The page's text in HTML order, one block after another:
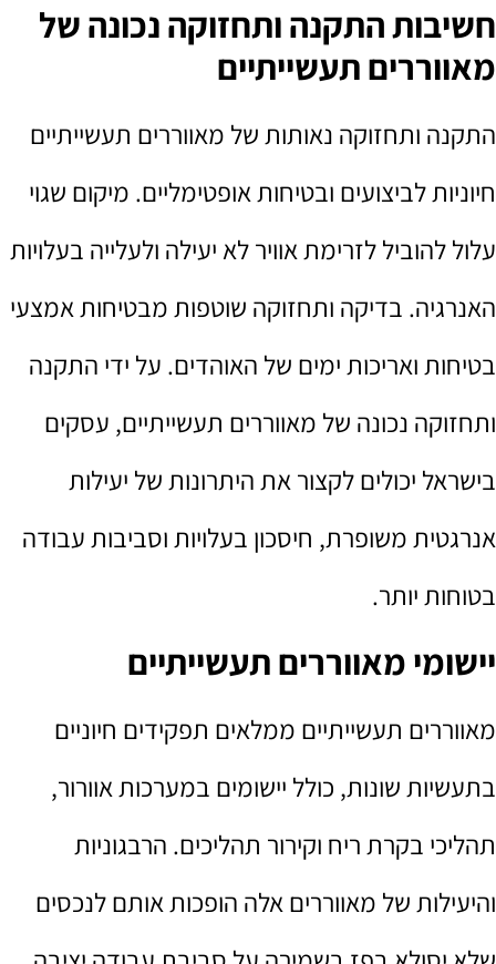
חשיבות התקנה ותחזוקה נכונה של
מאווררים תעשייתיים
התקנה ותחזוקה נאותות של מאווררים תעשייתיים
חיוניות לביצועים ובטיחות אופטימליים. מיקום שגוי
עלול להוביל לזרימת אוויר לא יעילה ולעלייה בעלויות
האנרגיה. בדיקה ותחזוקה שוטפות מבטיחות אמצעי
בטיחות ואריכות ימים של האוהדים. על ידי התקנה
ותחזוקה נכונה של מאווררים תעשייתיים, עסקים
בישראל יכולים לקצור את היתרונות של יעילות
אנרגטית משופרת, חיסכון בעלויות וסביבות עבודה
בטוחות יותר.
יישומי מאווררים תעשייתיים
מאווררים תעשייתיים ממלאים תפקידים חיוניים
בתעשיות שונות, כולל יישומים במערכות אוורור,
תהליכי בקרת ריח וקירור תהליכים. הרבגוניות
והיעילות של מאווררים אלה הופכות אותם לנכסים